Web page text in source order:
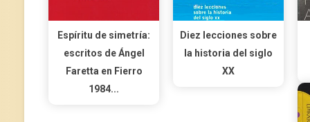
Espíritu de simetría:
escritos de Ángel
Faretta en Fierro
1984...
Diez lecciones sobre
la historia del siglo
XX